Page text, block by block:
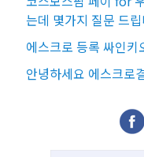
는데 몇가지 질문 드
에스크로 등록 싸인키
안녕하세요 에스크로